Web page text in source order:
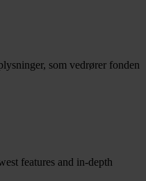
som vedrører fonden
features and in-depth